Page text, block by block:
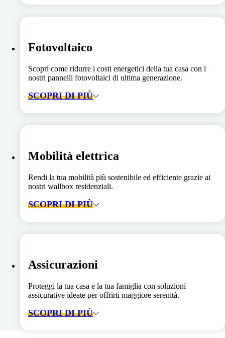
Fotovoltaico
Scopri come ridurre i costi energetici della tua casa con i
nostri pannelli fotovoltaici di ultima generazione.
SCOPRI DI PIÙ
Mobilità elettrica
Rendi la tua mobilità più sostenibile ed efficiente grazie ai
nostri wallbox residenziali.
SCOPRI DI PIÙ
Assicurazioni
Proteggi la tua casa e la tua famiglia con soluzioni
assicurative ideate per offrirti maggiore serenità.
SCOPRI DI PIÙ